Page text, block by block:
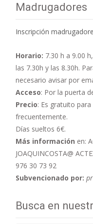
Madrugadores
Inscripción
Horario: 7.30 h a 9.00 h,
las 7.30h y las 8.30h.
necesario avisar por
Acceso: Por la puerta
Precio: Es gratuito
frecuentemente.
Días sueltos 6€.
Más información en:
JOAQUINCOSTA@
976 30 73 92
Subvencionado por:
Busca en